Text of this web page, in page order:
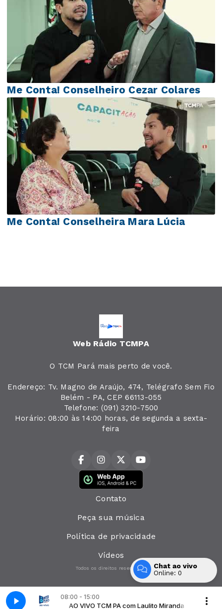
08:00 - 15:00
Laulito Miranda AO VIVO TCM PA com Laulito Miranda
Me Conta! Conselheiro Cezar Colares
Me Conta! Conselheira Mara Lúcia
Web Rádio TCMPA
O TCM Pará mais perto de você.
Endereço: Tv. Magno de Araújo, 474, Telégrafo Sem Fio
Belém - PA, CEP 66113-055
Telefone: (091) 3210-7500
Horário: 08:00 às 14:00 horas, de segunda a sexta-
feira
Contato
Peça sua música
Política de privacidade
Vídeos
Todos os direitos reservados. Chat ao vivo
Online: 0
Entrar